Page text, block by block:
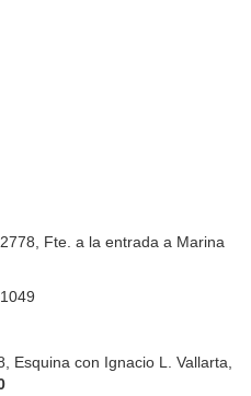
Fte. a la entrada a Marina
Esquina con Ignacio L. Vallarta,